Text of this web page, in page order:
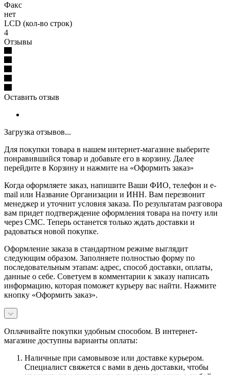
Факс
нет
LCD (кол-во строк)
4
Отзывы
Оставить отзыв
Загрузка отзывов...
Для покупки товара в нашем интернет-магазине выберите
понравившийся товар и добавьте его в корзину. Далее
перейдите в Корзину и нажмите на «Оформить заказ»
Когда оформляете заказ, напишите Ваши ФИО, телефон и e-
mail или Название Организации и ИНН. Вам перезвонит
менеджер и уточнит условия заказа. По результатам разговора
вам придет подтверждение оформления товара на почту или
через СМС. Теперь останется только ждать доставки и
радоваться новой покупке.
Оформление заказа в стандартном режиме выглядит
следующим образом. Заполняете полностью форму по
последовательным этапам: адрес, способ доставки, оплаты,
данные о себе. Советуем в комментарии к заказу написать
информацию, которая поможет курьеру вас найти. Нажмите
кнопку «Оформить заказ».
Оплачивайте покупки удобным способом. В интернет-
магазине доступны варианты оплаты:
Наличные при самовывозе или доставке курьером.
Специалист свяжется с вами в день доставки, чтобы